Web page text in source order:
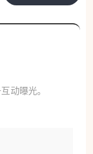
动曝光。